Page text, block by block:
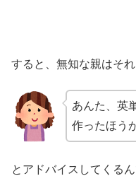
すると、無知な親はそれ
あんた、英
作ったほう
とアドバイスしてくるん